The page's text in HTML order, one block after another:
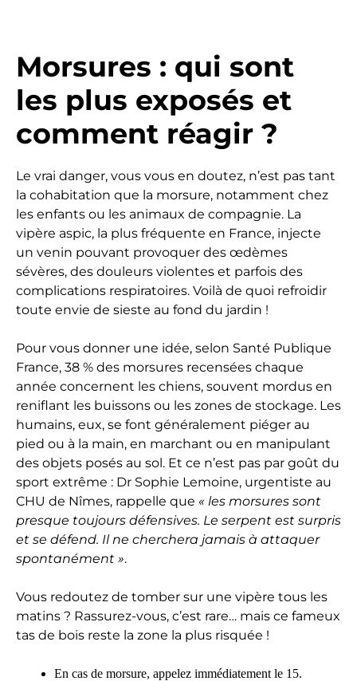
Morsures : qui sont
les plus exposés et
comment réagir ?
Le vrai danger, vous vous en doutez, n’est pas tant
la cohabitation que la morsure, notamment chez
les enfants ou les animaux de compagnie. La
vipère aspic, la plus fréquente en France, injecte
un venin pouvant provoquer des œdèmes
sévères, des douleurs violentes et parfois des
complications respiratoires. Voilà de quoi refroidir
toute envie de sieste au fond du jardin !
Pour vous donner une idée, selon Santé Publique
France, 38 % des morsures recensées chaque
année concernent les chiens, souvent mordus en
reniflant les buissons ou les zones de stockage. Les
humains, eux, se font généralement piéger au
pied ou à la main, en marchant ou en manipulant
des objets posés au sol. Et ce n’est pas par goût du
sport extrême : Dr Sophie Lemoine, urgentiste au
CHU de Nîmes, rappelle que « les morsures sont
presque toujours défensives. Le serpent est surpris
et se défend. Il ne cherchera jamais à attaquer
spontanément ».
Vous redoutez de tomber sur une vipère tous les
matins ? Rassurez-vous, c’est rare… mais ce fameux
tas de bois reste la zone la plus risquée !
En cas de morsure, appelez immédiatement le 15.